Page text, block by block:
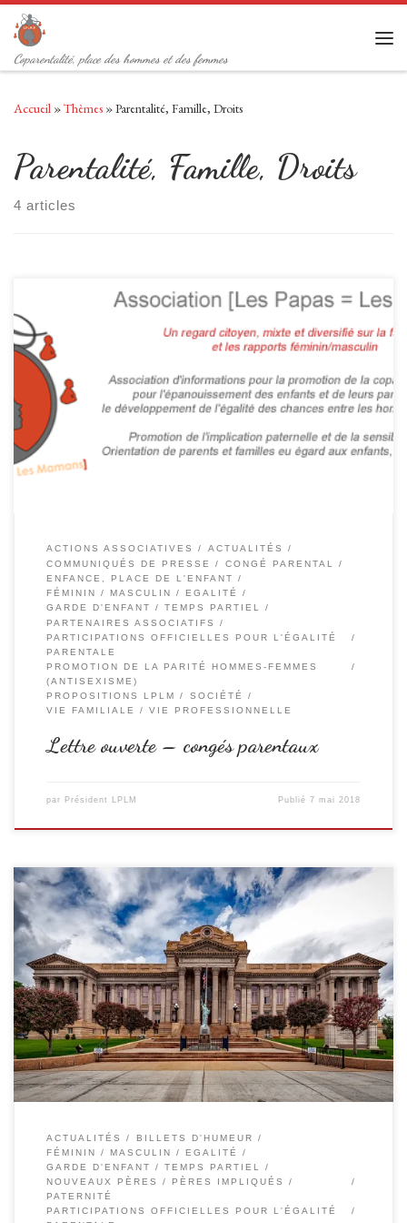
Passer au contenu
Coparentalité, place des hommes et des femmes
Accueil »Thèmes »Parentalité, Famille, Droits
Parentalité, Famille, Droits
4 articles
Extraits, la lettre est disponible au téléchargement en fin d’article,
envoyée à l’IGAS, aux députés et à la presse. Lettre ouverte, collectif
associatif : […]
ACTIONS ASSOCIATIVES
ACTUALITÉS
COMMUNIQUÉS DE PRESSE
CONGÉ PARENTAL
ENFANCE, PLACE DE L'ENFANT
FÉMININ / MASCULIN / EGALITÉ
GARDE D'ENFANT / TEMPS PARTIEL
PARTENAIRES ASSOCIATIFS
PARTICIPATIONS OFFICIELLES POUR L'ÉGALITÉ
PARENTALE
PROMOTION DE LA PARITÉ HOMMES-FEMMES
(ANTISEXISME)
PROPOSITIONS LPLM
SOCIÉTÉ
VIE FAMILIALE / VIE PROFESSIONNELLE
Lettre ouverte – congés parentaux
par Président LPLM Publié7 mai 2018
Quand on regarde un sujet par le trou de la lorgnette, on ne contente
personne… là, il s’est agit de dire, sans vouloir agir. Une fois de plus, un
sujet important est traité légèrement, on fait une proposition de loi axée
sur un axe mineur, on l’érige en pomme de […]
ACTUALITÉS
BILLETS D'HUMEUR
FÉMININ / MASCULIN / EGALITÉ
GARDE D'ENFANT / TEMPS PARTIEL
NOUVEAUX PÈRES / PÈRES IMPLIQUÉS /
PATERNITÉ
PARTICIPATIONS OFFICIELLES POUR L'ÉGALITÉ